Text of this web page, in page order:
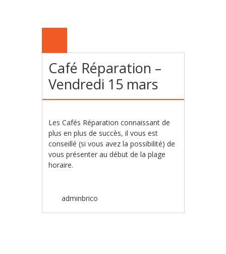
Café Réparation –
Vendredi 15 mars
Les Cafés Réparation connaissant de
plus en plus de succès, il vous est
conseillé (si vous avez la possibilité) de
vous présenter au début de la plage
horaire.
adminbrico